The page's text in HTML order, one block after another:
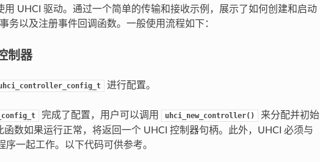
用 UHCI 驱动。通过一个简单的传输和接收示例，展示了如何创建和启动
务以及注册事件回调函数。一般使用流程如下：
制器
进行配置。
完成了配置，用户可以调用 uhci_new_controller()
来分配并初始
函数如果运行正常，将返回一个 UHCI 控制器句柄。此外，UHCI 必须与
序一起工作。以下代码可供参考。